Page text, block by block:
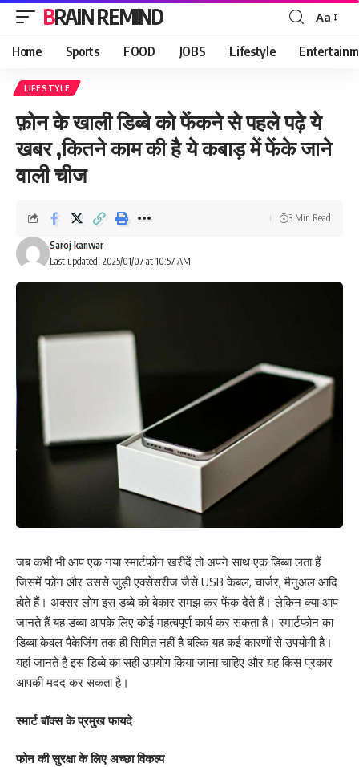
BRAIN REMIND
Font
Resizer
Aa
Home Sports FOOD JOBS Lifestyle
LIFESTYLE
फ़ोन के खाली डिब्बे को फेंकने से पहले पढ़े ये
खबर ,कितने काम की है ये कबाड़ में फेंके जाने
वाली चीज
Last updated: 2025/01/07 at 10:57 AM
Saroj kanwar
3 Min Read
जब कभी भी आप एक नया स्मार्टफोन खरीदें तो अपने साथ एक डिब्बा लता हैं
जिसमें फोन और उससे जुड़ी एक्सेसरीज जैसे USB केबल, चार्जर, मैनुअल आदि
होते हैं। अक्सर लोग इस डब्बे को बेकार समझ कर फेंक देते हैं। लेकिन क्या आप
जानते हैं यह डब्बा आपके लिए कोई महत्वपूर्ण कार्य कर सकता है। स्मार्टफोन का
डिब्बा केवल पैकेजिंग तक ही सिमित नहीं है बल्कि यह कई कारणों से उपयोगी है।
यहां जानते है इस डिब्बे का सही उपयोग किया जाना चाहिए और यह किस प्रकार
आपकी मदद कर सकता है।
स्मार्ट बॉक्स के प्रमुख फायदे
फोन की सुरक्षा के लिए अच्छा विकल्प